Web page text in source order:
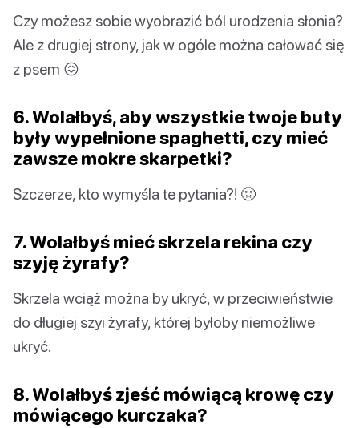
Czy możesz sobie wyobrazić ból urodzenia słonia?
Ale z drugiej strony, jak w ogóle można całować się
z psem 😖
6. Wolałbyś, aby wszystkie twoje buty
były wypełnione spaghetti, czy mieć
zawsze mokre skarpetki?
Szczerze, kto wymyśla te pytania?! 🤢
7. Wolałbyś mieć skrzela rekina czy
szyję żyrafy?
Skrzela wciąż można by ukryć, w przeciwieństwie
do długiej szyi żyrafy, której byłoby niemożliwe
ukryć.
8. Wolałbyś zjeść mówiącą krowę czy
mówiącego kurczaka?